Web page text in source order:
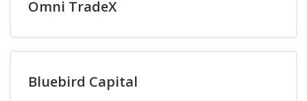
Omni TradeX
Bluebird Capital